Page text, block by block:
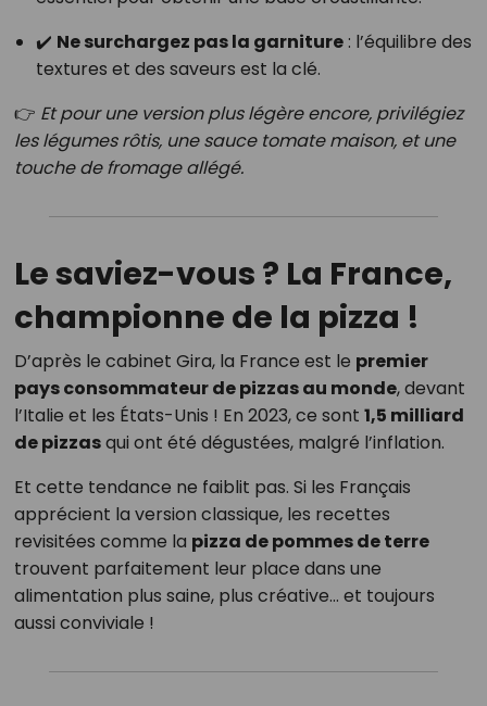
✔️ Ne surchargez pas la garniture: l’équilibre des
textures et des saveurs est la clé.
👉 Et pour une version plus légère encore, privilégiez
les légumes rôtis, une sauce tomate maison, et une
touche de fromage allégé.
Le saviez-vous ? La France,
championne de la pizza !
D’après le cabinet Gira, la France est le premier
pays consommateur de pizzas au monde, devant
l’Italie et les États-Unis ! En 2023, ce sont 1,5 milliard
de pizzasqui ont été dégustées, malgré l’inflation.
Et cette tendance ne faiblit pas. Si les Français
apprécient la version classique, les recettes
revisitées comme la pizza de pommes de terre
trouvent parfaitement leur place dans une
alimentation plus saine, plus créative… et toujours
aussi conviviale !